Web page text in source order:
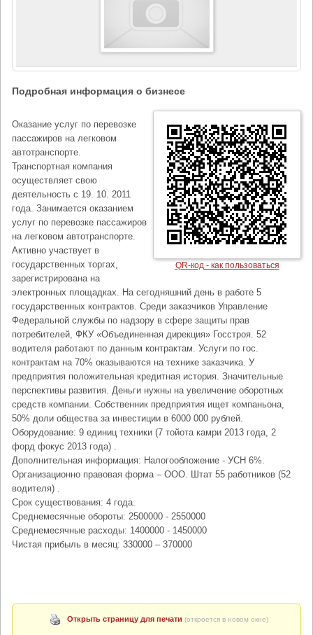
Подробная информация о бизнесе
QR-код - как пользоваться
Оказание услуг по перевозке
пассажиров на легковом
автотранспорте.
Транспортная компания
осуществляет свою
деятельность с 19. 10. 2011
года. Занимается оказанием
услуг по перевозке пассажиров
на легковом автотранспорте.
Активно участвует в
государственных торгах,
зарегистрирована на
электронных площадках. На сегодняшний день в работе 5
государственных контрактов. Среди заказчиков Управление
Федеральной службы по надзору в сфере защиты прав
потребителей, ФКУ «Объединенная дирекция» Госстроя. 52
водителя работают по данным контрактам. Услуги по гос.
контрактам на 70% оказываются на технике заказчика. У
предприятия положительная кредитная история. Значительные
перспективы развития. Деньги нужны на увеличение оборотных
средств компании. Собственник предприятия ищет компаньона,
50% доли общества за инвестиции в 6000 000 рублей.
Оборудование: 9 единиц техники (7 тойота камри 2013 года, 2
форд фокус 2013 года) .
Дополнительная информация: Налогообложение - УСН 6%.
Организационно правовая форма – ООО. Штат 55 работников (52
водителя) .
Срок существования: 4 года.
Среднемесячные обороты: 2500000 - 2550000
Среднемесячные расходы: 1400000 - 1450000
Чистая прибыль в месяц: 330000 – 370000
Открыть страницу для печати (откроется в новом окне)